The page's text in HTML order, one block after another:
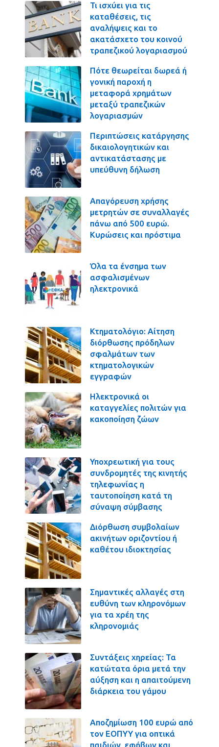
Τι ισχύει για τις
καταθέσεις, τις
αναλήψεις και το
ακατάσχετο του κοινού
τραπεζικού λογαριασμού
Πότε θεωρείται δωρεά ή
γονική παροχή η
μεταφορά χρημάτων
μεταξύ τραπεζικών
λογαριασμών
Περιπτώσεις κατάργησης
δικαιολογητικών και
αντικατάστασης με
υπεύθυνη δήλωση
Απαγόρευση χρήσης
μετρητών σε συναλλαγές
πάνω από 500 ευρώ.
Κυρώσεις και πρόστιμα
Όλα τα ένσημα των
ασφαλισμένων
ηλεκτρονικά
Κτηματολόγιο: Αίτηση
διόρθωσης πρόδηλων
σφαλμάτων των
κτηματολογικών
εγγραφών
Ηλεκτρονικά οι
καταγγελίες πολιτών για
κακοποίηση ζώων
Υποχρεωτική για τους
συνδρομητές της κινητής
τηλεφωνίας η
ταυτοποίηση κατά τη
σύναψη σύμβασης
Διόρθωση συμβολαίων
ακινήτων οριζοντίου ή
καθέτου ιδιοκτησίας
Σημαντικές αλλαγές στη
ευθύνη των κληρονόμων
για τα χρέη της
κληρονομιάς
Συντάξεις χηρείας: Τα
κατώτατα όρια μετά την
αύξηση και η απαιτούμενη
διάρκεια του γάμου
Αποζημίωση 100 ευρώ από
τον ΕΟΠΥΥ για οπτικά
παιδιών, εφήβων και